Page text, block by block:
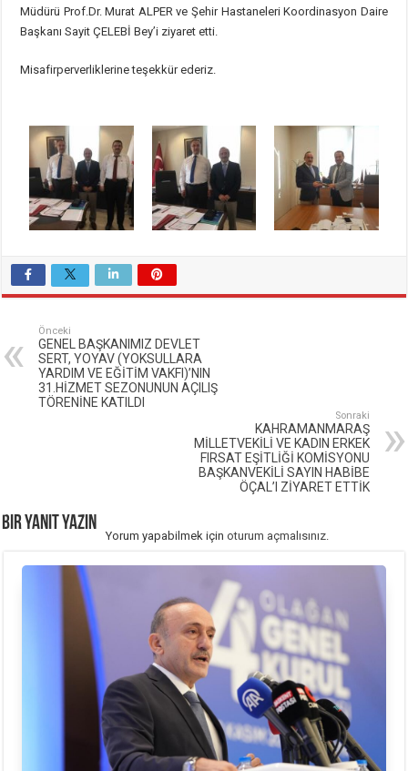
Müdürü Prof.Dr. Murat ALPER ve Şehir Hastaneleri Koordinasyon Daire
Başkanı Sayit ÇELEBİ Bey’i ziyaret etti.
Misafirperverliklerine teşekkür ederiz.
Önceki
GENEL BAŞKANIMIZ DEVLET
SERT, YOYAV (YOKSULLARA
YARDIM VE EĞİTİM VAKFI)’NIN
31.HİZMET SEZONUNUN AÇILIŞ
TÖRENİNE KATILDI
Sonraki
KAHRAMANMARAŞ
MİLLETVEKİLİ VE KADIN ERKEK
FIRSAT EŞİTLİĞİ KOMİSYONU
BAŞKANVEKİLİ SAYIN HABİBE
ÖÇAL’I ZİYARET ETTİK
Bir yanıt yazın
Yorum yapabilmek içinoturum açmalısınız